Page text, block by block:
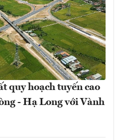
quy hoạch tuyến cao
- Hạ Long với Vành